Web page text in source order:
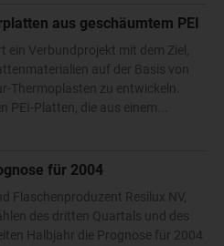
aus geschäumtem PEI
Verbundprojekt mit dem Ziel,
auf der Basis von
Thermoplasten zu entwickeln.
Platten, die aus einem...
für 2004
Flaschenproduzent Resilux NV,
des dritten Quartals und des
Halbjahr die Prognose für 2004